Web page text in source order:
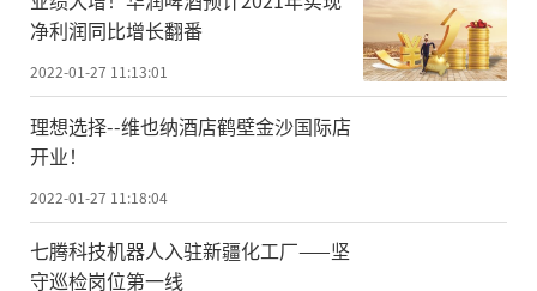
净利润同比增长翻番
2022-01-27 11:13:01
理想选择--维也纳酒店鹤壁金沙国际店
开业！
2022-01-27 11:18:04
七腾科技机器人入驻新疆化工厂——坚
守巡检岗位第一线